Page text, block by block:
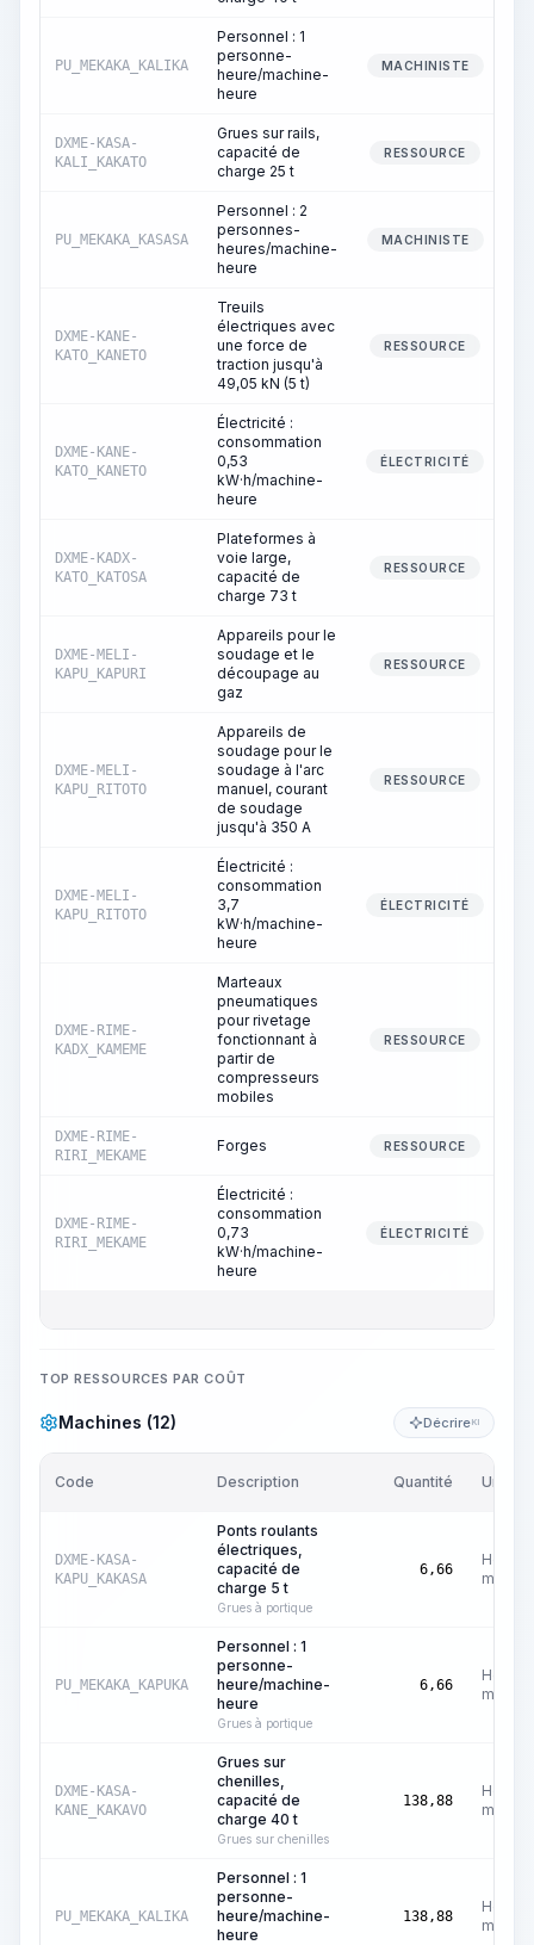
PU_MEKAKA_KALIKA
Personnel : 1
personne-
heure/machine-
heure
MACHINISTE
DXME-KASA-
KALI_KAKATO
Grues sur rails,
capacité de
charge 25 t
RESSOURCE
PU_MEKAKA_KASASA
Personnel : 2
personnes-
heures/machine-
heure
MACHINISTE
DXME-KANE-
KATO_KANETO
Treuils
électriques avec
une force de
traction jusqu'à
49,05 kN (5 t)
RESSOURCE
DXME-KANE-
KATO_KANETO
Électricité :
consommation
0,53
kW·h/machine-
heure
ÉLECTRICITÉ
DXME-KADX-
KATO_KATOSA
Plateformes à
voie large,
capacité de
charge 73 t
RESSOURCE
DXME-MELI-
KAPU_KAPURI
Appareils pour le
soudage et le
découpage au
gaz
RESSOURCE
DXME-MELI-
KAPU_RITOTO
Appareils de
soudage pour le
soudage à l'arc
manuel, courant
de soudage
jusqu'à 350 A
RESSOURCE
DXME-MELI-
KAPU_RITOTO
Électricité :
consommation
3,7
kW·h/machine-
heure
ÉLECTRICITÉ
DXME-RIME-
KADX_KAMEME
Marteaux
pneumatiques
pour rivetage
fonctionnant à
partir de
compresseurs
mobiles
RESSOURCE
DXME-RIME-
RIRI_MEKAME
Forges RESSOURCE
DXME-RIME-
RIRI_MEKAME
Électricité :
consommation
0,73
kW·h/machine-
heure
ÉLECTRICITÉ
TOP RESSOURCES PAR COÛT
Machines (12) DécrireKI
Code Description Quantité Unité
DXME-KASA-
KAPU_KAKASA
Ponts roulants
électriques,
capacité de
charge 5 t
Grues à portique
6,66
Heures
PU_MEKAKA_KAPUKA
Personnel : 1
personne-
heure/machine-
heure
Grues à portique
6,66
Heures
DXME-KASA-
KANE_KAKAVO
Grues sur
chenilles,
capacité de
charge 40 t
Grues sur chenilles
138,88
Heures
PU_MEKAKA_KALIKA
Personnel : 1
personne-
heure/machine-
heure
138,88
Heures